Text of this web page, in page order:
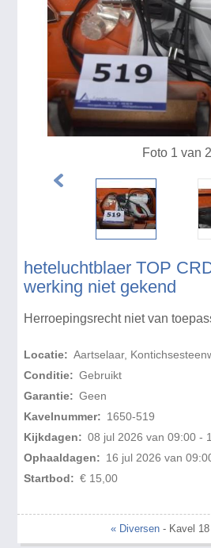
heteluchtblaer TOP
werking niet gekend
Herroepingsrecht niet van
Locatie: Aartselaar,
Conditie: Gebruikt
Garantie: Geen
Kavelnummer: 1650-519
Kijkdagen: 08 jul 2026 van 09:00 -
Ophaaldagen: 16 jul 2026 van
Startbod: € 15,00
Foto 1 van 2
« Diversen - Kavel